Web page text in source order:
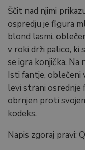
Ščit nad njimi
ospredju je figura
blond lasmi,
v roki drži palico, ki
se igra konjička. Na
Isti fantje, oblečeni
levi strani osrednje
obrnjen proti
kodeks.
Napis zgoraj pravi: